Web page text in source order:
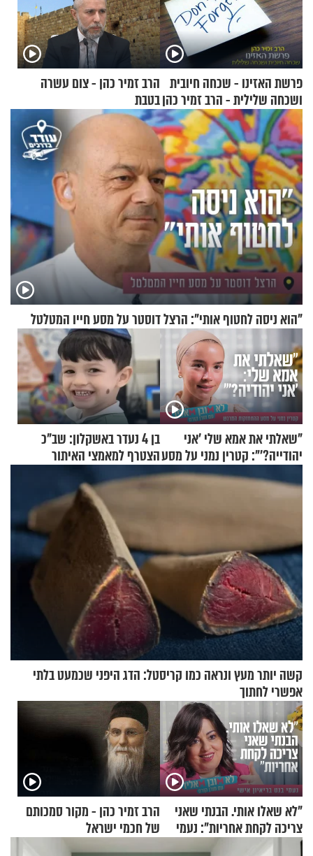
פרשת האזינו - שכחה חיובית
ושכחה שלילית - הרב זמיר כהן
הרב זמיר כהן - צום עשרה
בטבת
"הוא ניסה לחטוף אותי": הרצל דוסטר על מסע חייו המטלטל
"שאלתי את אמא שלי 'אני
יהודייה?'": קטרין נמני על מסע
ההתחזקות המרגש
בן 4 נעדר באשקלון: שב"כ
הצטרף למאמצי האיתור
קשה יותר מעץ ונראה כמו קריסטל: הדג היפני שכמעט בלתי
אפשרי לחתוך
"לא שאלו אותי. הבנתי שאני
צריכה לקחת אחריות": נעמי
בנט בריאיון אישי
הרב זמיר כהן - מקור סמכותם
של חכמי ישראל